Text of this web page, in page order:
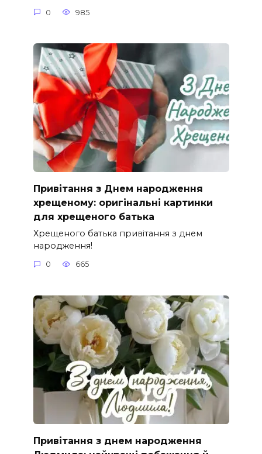
0 985
Привітання з Днем народження
хрещеному: оригінальні картинки
для хрещеного батька
Хрещеного батька привітання з днем
народження!
0 665
Привітання з днем народження